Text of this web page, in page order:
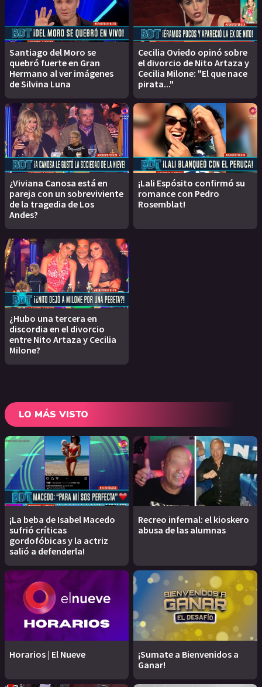
Santiago del Moro se
quebró fuerte en Gran
Hermano al ver imágenes
de Silvina Luna
Cecilia Oviedo opinó sobre
el divorcio de Nito Artaza y
Cecilia Milone: "El que nace
pirata..."
¿Viviana Canosa está en
pareja con un sobreviviente
de la tragedia de Los
Andes?
¡Lali Espósito confirmó su
romance con Pedro
Rosemblat!
¿Hubo una tercera en
discordia en el divorcio
entre Nito Artaza y Cecilia
Milone?
LO MÁS VISTO
¡La beba de Isabel Macedo
sufrió críticas
gordofóbicas y la actriz
salió a defenderla!
Recreo infernal: el kioskero
abusa de las alumnas
Horarios | El Nueve
¡Sumate a Bienvenidos a
Ganar!